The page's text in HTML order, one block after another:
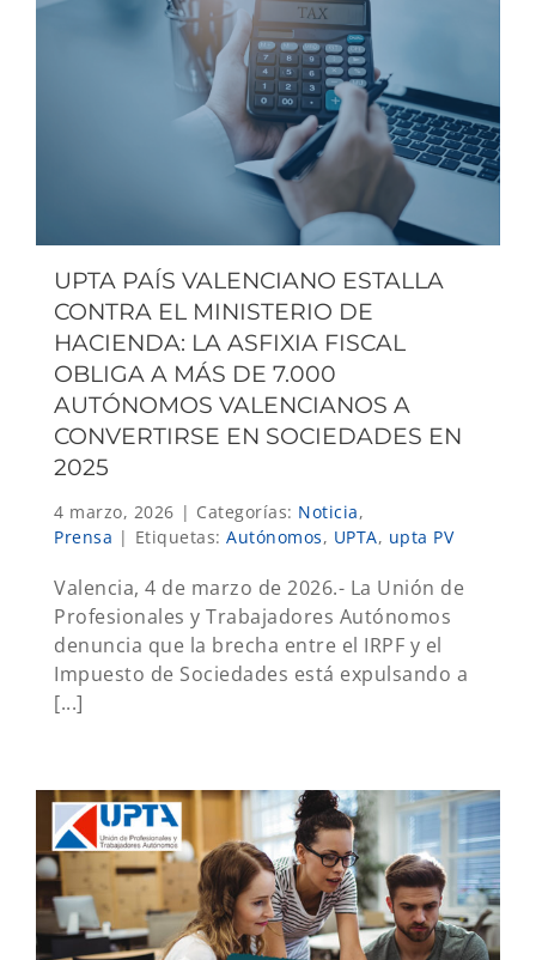
UPTA PAÍS VALENCIANO ESTALLA
CONTRA EL MINISTERIO DE
HACIENDA: LA ASFIXIA FISCAL
OBLIGA A MÁS DE 7.000
AUTÓNOMOS VALENCIANOS A
CONVERTIRSE EN SOCIEDADES EN
2025
4 marzo, 2026 | Categorías: Noticia,
Prensa | Etiquetas: Autónomos, UPTA, upta PV
Valencia, 4 de marzo de 2026.- La Unión de
Profesionales y Trabajadores Autónomos
denuncia que la brecha entre el IRPF y el
Impuesto de Sociedades está expulsando a
[...]